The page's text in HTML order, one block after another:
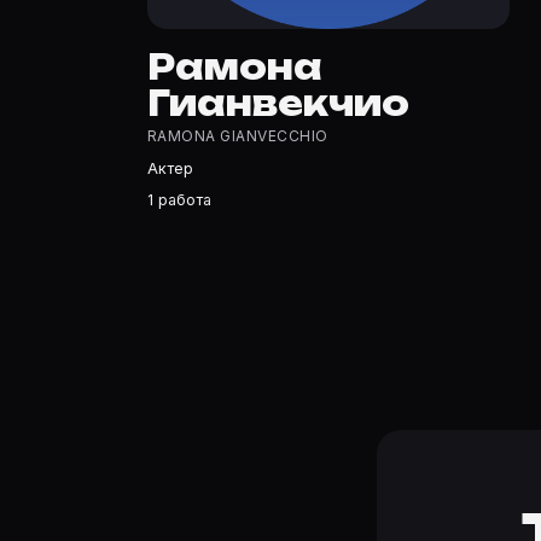
Рамона Гианвекчио — Актриса. Биография и роли на
Где открыть фильмографию Рамона Гианвекчио?
На Movie Planner: https://movie-planner.ru/s/10403195
Рамона
Гианвекчио
RAMONA GIANVECCHIO
Актер
1 работа